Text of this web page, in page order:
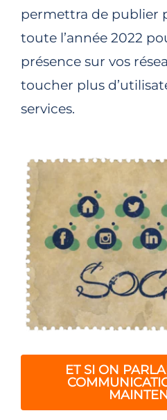
permettra de publier
toute l’année 2022
présence sur vos
toucher plus
services.
ET SI ON